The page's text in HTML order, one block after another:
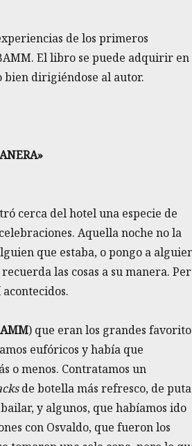
de los primeros
El libro se puede adquirir en
bien dirigiéndose al autor.
cerca del hotel una especie de
Aquella noche no la
que estaba, o pongo a
las cosas a su manera.
) que eran los grandes
eufóricos y había que
o menos. Contratamos un
de botella más refresco, de puta
y algunos, que habíamos ido
con Osvaldo, que fueron los